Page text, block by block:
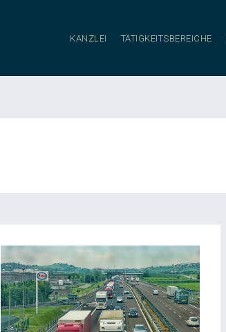
KANZLEI TÄTIGKEITSBEREICHE